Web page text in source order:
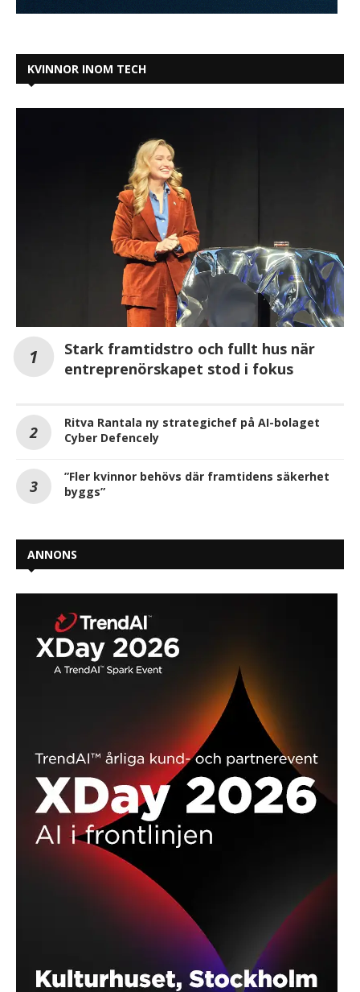
KVINNOR INOM TECH
Stark framtidstro och fullt hus när
entreprenörskapet stod i fokus
Ritva Rantala ny strategichef på AI-bolaget
Cyber Defencely
”Fler kvinnor behövs där framtidens säkerhet
byggs”
ANNONS